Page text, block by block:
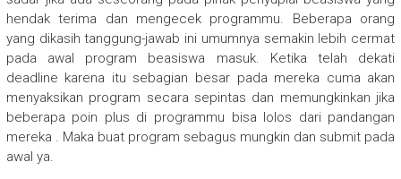
hendak terima dan mengecek programmu. Beberapa orang
yang dikasih tanggung-jawab ini umumnya semakin lebih cermat
pada awal program beasiswa masuk. Ketika telah dekati
deadline karena itu sebagian besar pada mereka cuma akan
menyaksikan program secara sepintas dan memungkinkan jika
beberapa poin plus di programmu bisa lolos dari pandangan
mereka . Maka buat program sebagus mungkin dan submit pada
awal ya.